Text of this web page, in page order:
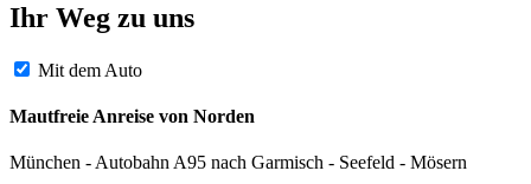
Ihr Weg zu uns
Mit dem Auto
Mautfreie Anreise von Norden
München - Autobahn A95 nach Garmisch - Seefeld - Mösern